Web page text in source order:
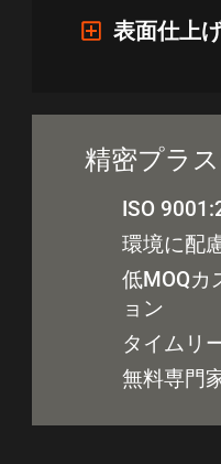
表面仕上
精密プラ
ISO
環境に配
低MOQカ
ョン
タイムリ
無料専門